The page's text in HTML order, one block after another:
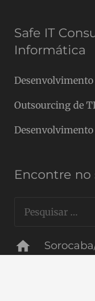
Safe IT
Informática
Desenvolvimento
Outsourcing de
Desenvolvimento
Encontre no
por:
home